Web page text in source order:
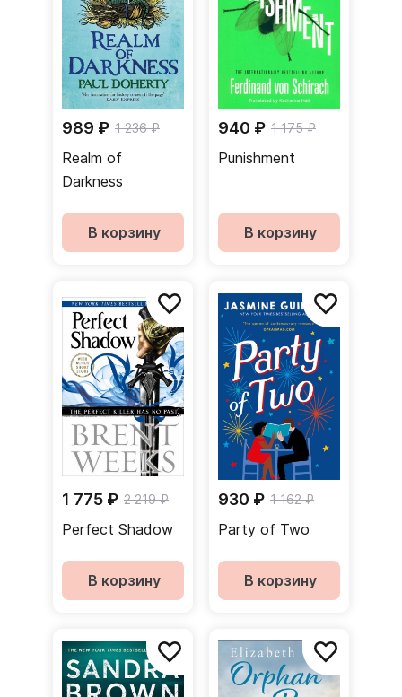
989 ₽ 1 236 ₽
Realm of
Darkness
В корзину
940 ₽ 1 175 ₽
Punishment
В корзину
1 775 ₽ 2 219 ₽
Perfect Shadow
В корзину
930 ₽ 1 162 ₽
Party of Two
В корзину